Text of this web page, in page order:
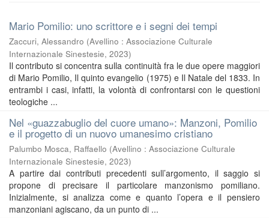
Mario Pomilio: uno scrittore e i segni dei tempi
Zaccuri, Alessandro (Avellino : Associazione Culturale
Internazionale Sinestesie, 2023)
Il contributo si concentra sulla continuità fra le due opere maggiori
di Mario Pomilio, Il quinto evangelio (1975) e Il Natale del 1833. In
entrambi i casi, infatti, la volontà di confrontarsi con le questioni
teologiche ...
Nel «guazzabuglio del cuore umano»: Manzoni, Pomilio
e il progetto di un nuovo umanesimo cristiano
Palumbo Mosca, Raffaello (Avellino : Associazione Culturale
Internazionale Sinestesie, 2023)
A partire dai contributi precedenti sull’argomento, il saggio si
propone di precisare il particolare manzonismo pomiliano.
Inizialmente, si analizza come e quanto l’opera e il pensiero
manzoniani agiscano, da un punto di ...